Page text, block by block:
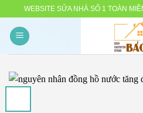
content
WEBSITE SỬA NHÀ SỐ 1 TOÀN